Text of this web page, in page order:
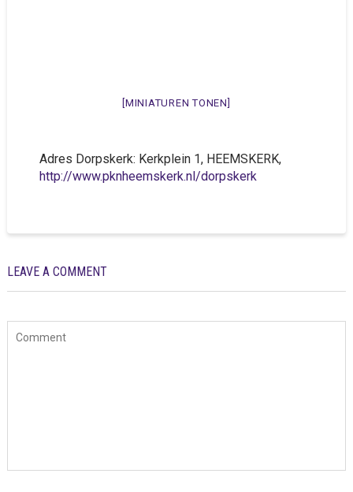
[MINIATUREN TONEN]
Adres Dorpskerk: Kerkplein 1, HEEMSKERK,
http://www.pknheemskerk.nl/dorpskerk
LEAVE A COMMENT